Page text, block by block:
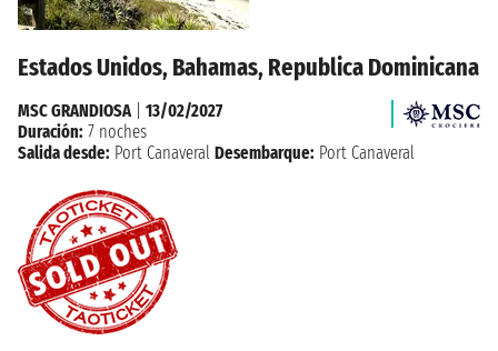
Estados Unidos, Bahamas, Republica Dominicana
MSC GRANDIOSA| 13/02/2027
Duración: 7 noches
Salida desde: Port Canaveral Desembarque: Port Canaveral